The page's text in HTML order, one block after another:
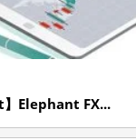
Elephant FX...